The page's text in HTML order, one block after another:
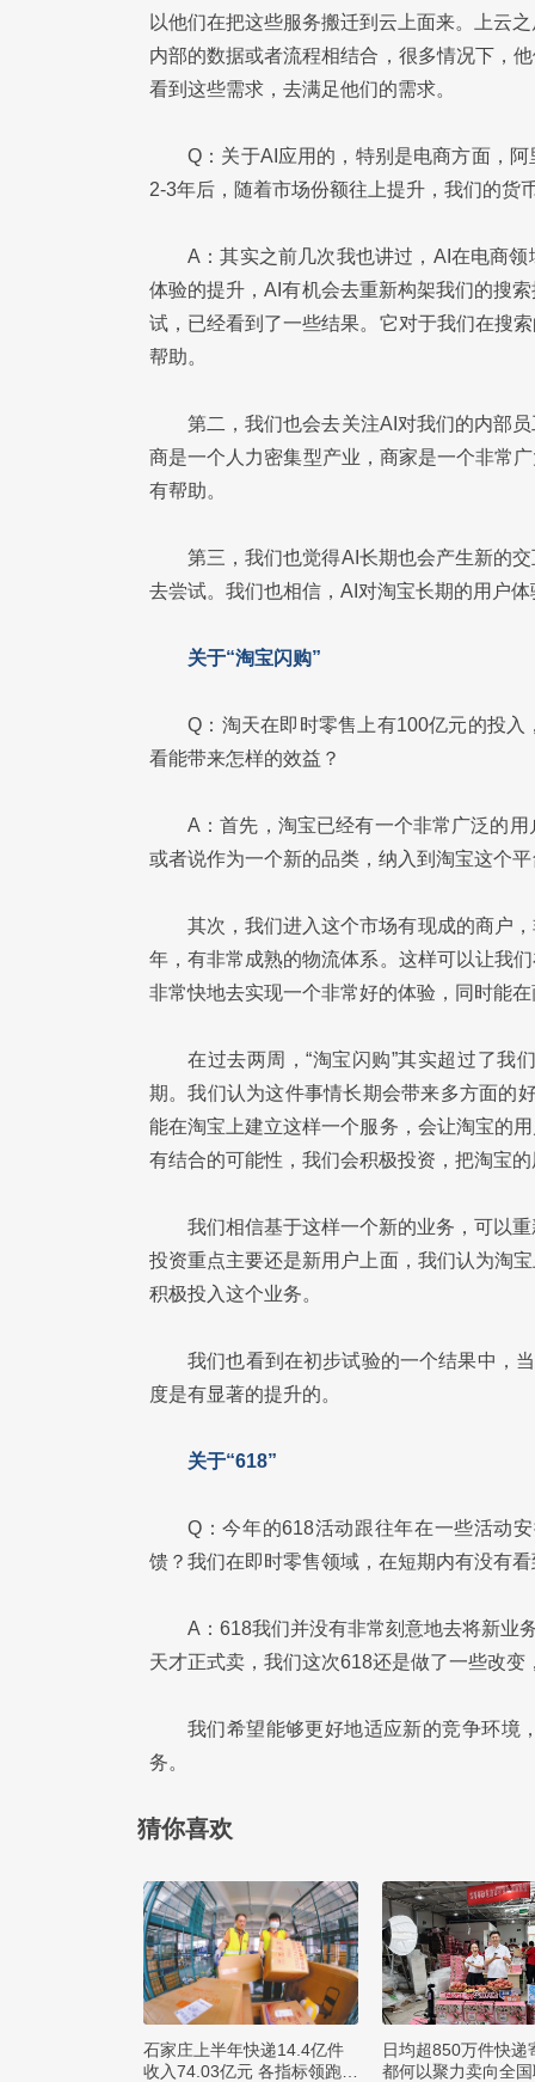
以他们在把这些服务搬迁到云上面来。上云
内部的数据或者流程相结合，很多情况下，
看到这些需求，去满足他们的需求。
Q：关于AI应用的，特别是电商方面，
2-3年后，随着市场份额往上提升，我们的货
A：其实之前几次我也讲过，AI在电商
体验的提升，AI有机会去重新构架我们的搜
试，已经看到了一些结果。它对于我们在搜
帮助。
第二，我们也会去关注AI对我们的内部
商是一个人力密集型产业，商家是一个非常
有帮助。
第三，我们也觉得AI长期也会产生新的
去尝试。我们也相信，AI对淘宝长期的用户
关于“淘宝闪购”
Q：淘天在即时零售上有100亿元的投
看能带来怎样的效益？
A：首先，淘宝已经有一个非常广泛的
或者说作为一个新的品类，纳入到淘宝这个
其次，我们进入这个市场有现成的商户
年，有非常成熟的物流体系。这样可以让我
非常快地去实现一个非常好的体验，同时能
在过去两周，“淘宝闪购”其实超过了我
期。我们认为这件事情长期会带来多方面的
能在淘宝上建立这样一个服务，会让淘宝的
有结合的可能性，我们会积极投资，把淘宝
我们相信基于这样一个新的业务，可以
投资重点主要还是新用户上面，我们认为淘
积极投入这个业务。
我们也看到在初步试验的一个结果中，
度是有显著的提升的。
关于“618”
Q：今年的618活动跟往年在一些活动
馈？我们在即时零售领域，在短期内有没有
A：618我们并没有非常刻意地去将新业
天才正式卖，我们这次618还是做了一些改
我们希望能够更好地适应新的竞争环境
务。
猜你喜欢
石家庄上半年快递14.4亿件
收入74.03亿元 各指标领跑全
日均超850万件快递
都何以聚力卖向全